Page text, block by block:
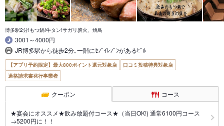
博多駅2分!もつ鍋!牛タン!サガリ炭火、焼鳥
3001～4000円
JR博多駅から徒歩2分｡一階にｾﾌﾞｲﾚﾌﾞﾝがあるﾋﾞﾙ
【アプリ予約限定】最大800ポイント還元対象店
口コミ投稿特典対象店
適格請求書発行事業者
クーポン コース
★宴会にオススメ★飲み放題付コース★（当日OK!) 通常6100円コース
→5200円に！！